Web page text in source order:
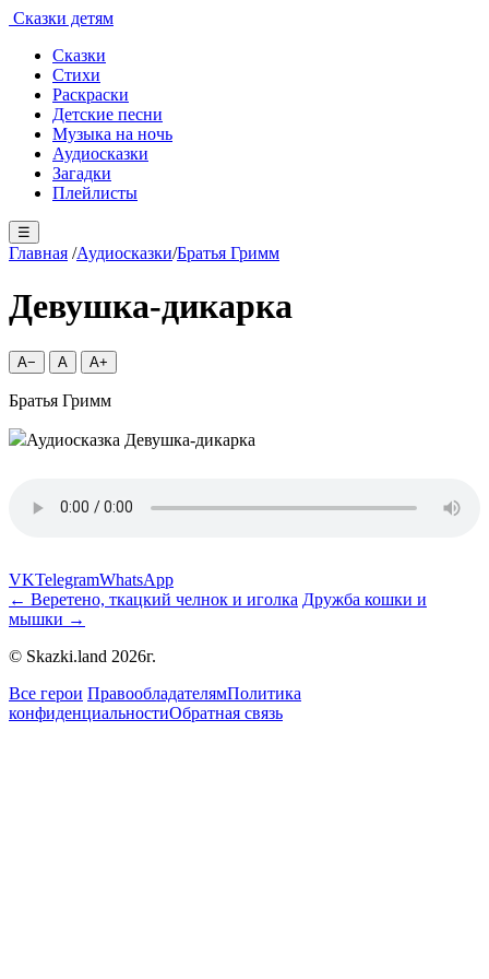
Сказки детям
Сказки
Стихи
Раскраски
Детские песни
Музыка на ночь
Аудиосказки
Загадки
Плейлисты
☰
Главная /Аудиосказки/Братья Гримм
Девушка-дикарка
A− A A+
Братья Гримм
VKTelegramWhatsApp
← Веретено, ткацкий челнок и иголка Дружба кошки и
мышки →
© Skazki.land 2026г.
Все герои ПравообладателямПолитика
конфиденциальностиОбратная связь